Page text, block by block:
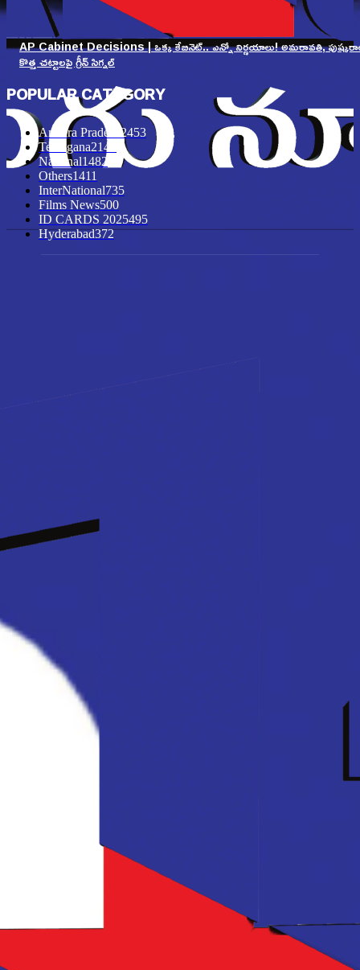
AP Cabinet Decisions | ఒక్క కేబినెట్.. ఎన్నో నిర్ణయాలు! అమరావతి,
కొత్త చట్టాలపై గ్రీన్ సిగ్నల్
POPULAR CATEGORY
Andhra Pradesh 2453
Telangana2147
National1482
Others1411
InterNational735
Films News500
ID CARDS 2025495
Hyderabad372